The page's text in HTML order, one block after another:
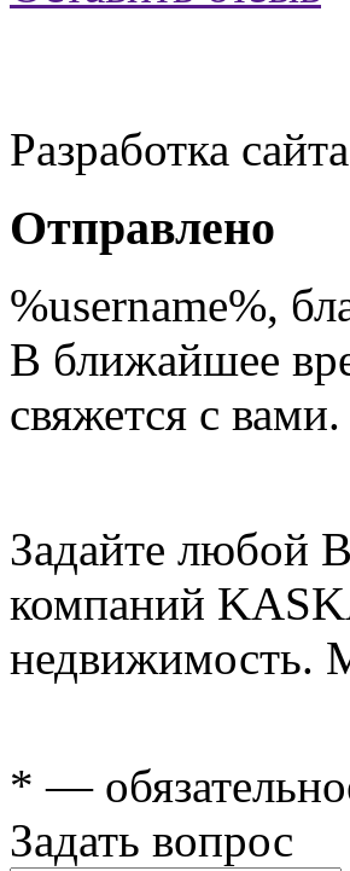
Разработка
Отправлено
%username%,
В ближайшее
свяжется с вами.
Задайте любой
компаний
недвижимость.
* —
Задать вопрос